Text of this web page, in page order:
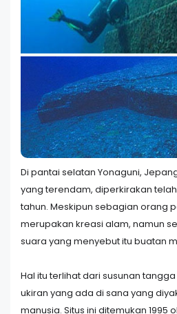
Di pantai selatan Yonaguni,
yang terendam, diperkirakan
tahun. Meskipun sebagian orang
merupakan kreasi alam, namun
suara yang menyebut itu buatan
Hal itu terlihat dari susunan
ukiran yang ada di sana yang
manusia. Situs ini ditemukan 1995